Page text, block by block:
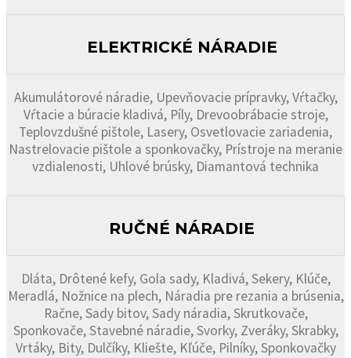
ELEKTRICKÉ NÁRADIE
Akumulátorové náradie, Upevňovacie prípravky, Vŕtačky,
Vŕtacie a búracie kladivá, Píly, Drevoobrábacie stroje,
Teplovzdušné pištole, Lasery, Osvetlovacie zariadenia,
Nastrelovacie pištole a sponkovačky, Prístroje na meranie
vzdialenosti, Uhlové brúsky, Diamantová technika
RUČNÉ NÁRADIE
Dláta, Drôtené kefy, Gola sady, Kladivá, Sekery, Klúče,
Meradlá, Nožnice na plech, Náradia pre rezania a brúsenia,
Račne, Sady bitov, Sady náradia, Skrutkovače,
Sponkovače, Stavebné náradie, Svorky, Zveráky, Skrabky,
Vrtáky, Bity, Dulčíky, Kliešte, Kľúče, Pilníky, Sponkovačky